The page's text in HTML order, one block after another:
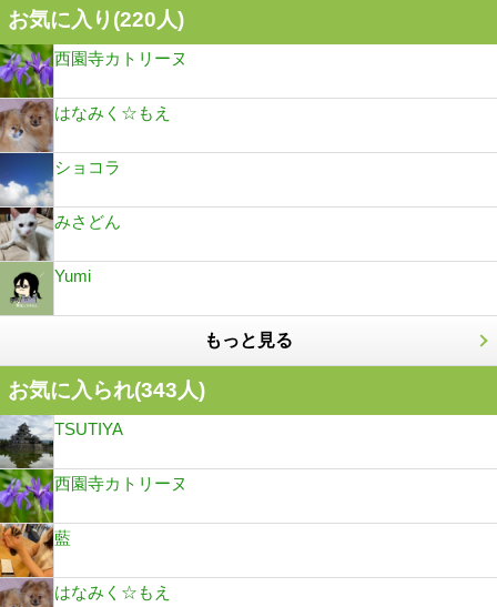
お気に入り(220人)
西園寺カトリーヌ
はなみく☆もえ
ショコラ
みさどん
Yumi
もっと見る
お気に入られ(343人)
TSUTIYA
西園寺カトリーヌ
藍
はなみく☆もえ